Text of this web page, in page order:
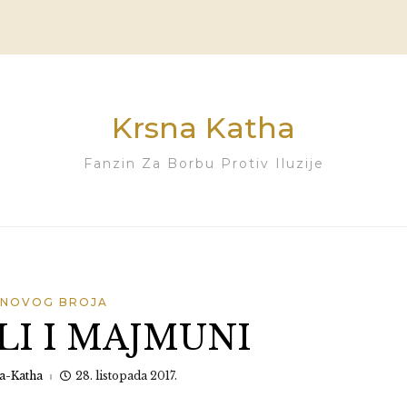
Krsna Katha
Fanzin Za Borbu Protiv Iluzije
BROJA
I MAJMUNI
Katha 28. listopada 2017.